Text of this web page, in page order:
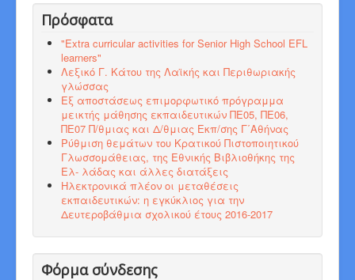
Πρόσφατα
"Εxtra curricular activities for Senior High School EFL
learners"
Λεξικό Γ. Κάτου της Λαϊκής και Περιθωριακής
γλώσσας
Εξ αποστάσεως επιμορφωτικό πρόγραμμα
μεικτής μάθησης εκπαιδευτικών ΠΕ05, ΠΕ06,
ΠΕ07 Π/θμιας και Δ/θμιας Εκπ/σης Γ΄Αθήνας
Ρύθμιση θεμάτων του Κρατικού Πιστοποιητικού
Γλωσσομάθειας, της Εθνικής Βιβλιοθήκης της
Ελ- λάδας και άλλες διατάξεις
Ηλεκτρονικά πλέον οι μεταθέσεις
εκπαιδευτικών: η εγκύκλιος για την
Δευτεροβάθμια σχολικού έτους 2016-2017
Φόρμα σύνδεσης